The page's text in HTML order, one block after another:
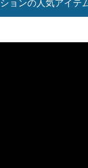
ョンの人気アイテ